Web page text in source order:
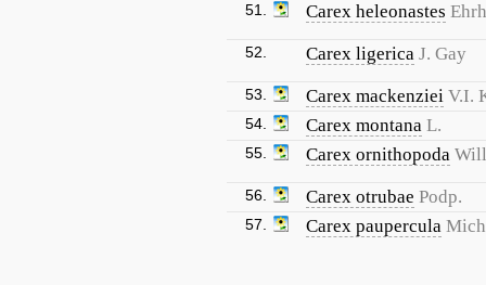
51. Carex heleonastes
52. Carex ligerica J. Gay
53. Carex mackenziei V.I.
54. Carex montana L.
55. Carex ornithopoda
56. Carex otrubae Podp.
57. Carex paupercula